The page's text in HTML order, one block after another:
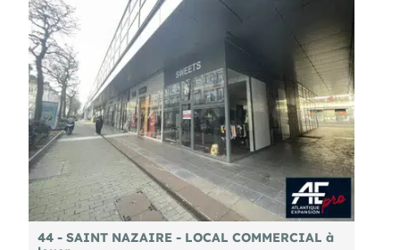
-- Carte professionnelle T n° CPI 4402 20 8
délivrée par la CCI de Nantes Saint-Nazaire,
RCS Saint-Nazaire n° 984 789 271.
Agence Les informations sur les risques auxquels
ce bien est exposé sont disponibles sur le site
Géorisques :
44 - SAINT NAZAIRE - LOCAL COMMERCIAL à